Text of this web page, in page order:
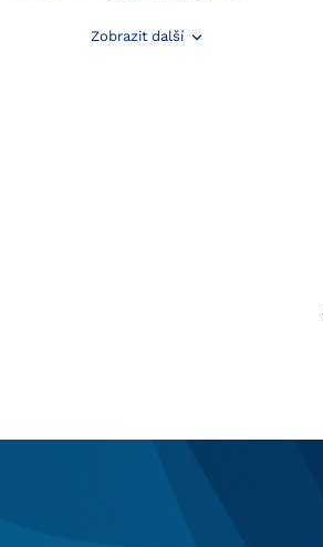
Zobrazit další